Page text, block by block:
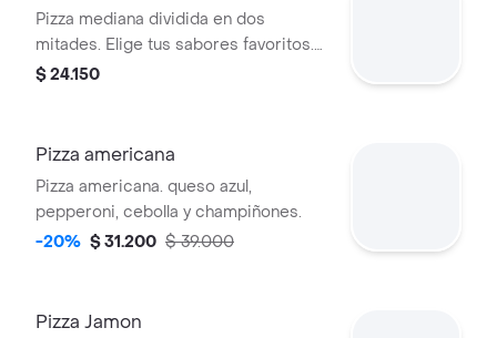
Pizza mediana dividida en dos
mitades. Elige tus sabores favoritos.
Imagen muestra una mitad con
$ 24.150
Pizza americana
Pizza americana. queso azul,
pepperoni, cebolla y champiñones.
-20% $ 31.200 $ 39.000
Pizza Jamon